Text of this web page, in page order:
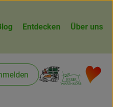
Entdecken Über uns